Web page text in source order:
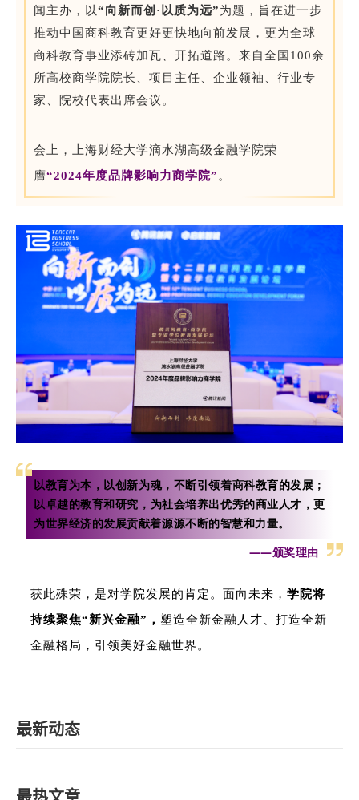
闻主办，以“向新而创·以质为远”为题，旨在进一步
推动中国商科教育更好更快地向前发展，更为全球
商科教育事业添砖加瓦、开拓道路。来自全国100余
所高校商学院院长、项目主任、企业领袖、行业专
家、院校代表出席会议。
会上，上海财经大学滴水湖高级金融学院荣
膺“2024年度品牌影响力商学院”。
以教育为本，以创新为魂，不断引领着商科教育的发展；
以卓越的教育和研究，为社会培养出优秀的商业人才，更
为世界经济的发展贡献着源源不断的智慧和力量。
——颁奖理由
获此殊荣，是对学院发展的肯定。面向未来， 学院将
持续聚焦“新兴金融” ， 塑造全新金融人才、打造全新
金融格局，引领美好金融世界。
最新动态
最热文章